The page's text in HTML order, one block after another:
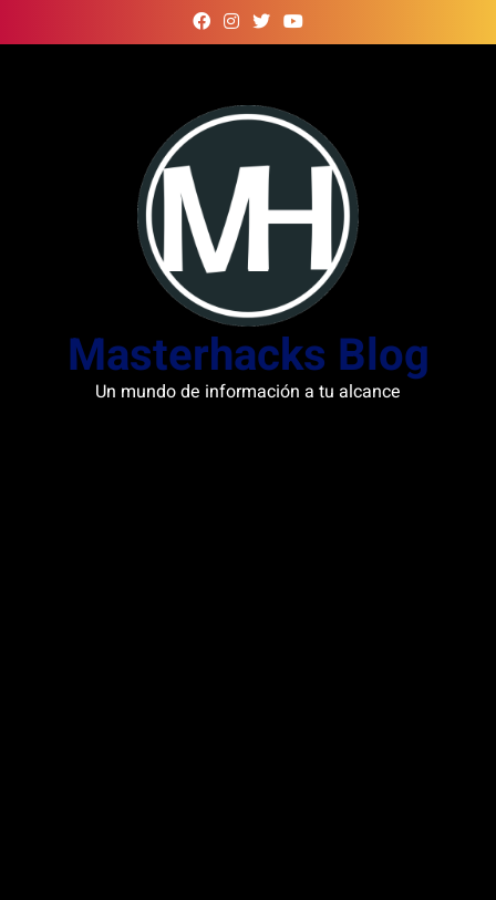
to
Masterhacks Blog
Un mundo de información a tu alcance